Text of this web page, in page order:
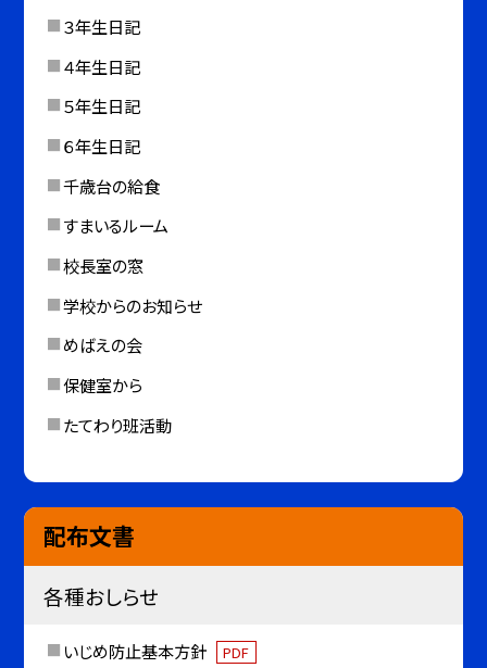
３年生日記
４年生日記
５年生日記
６年生日記
千歳台の給食
すまいるルーム
校長室の窓
学校からのお知らせ
めばえの会
保健室から
たてわり班活動
配布文書
各種おしらせ
いじめ防止基本方針 PDF